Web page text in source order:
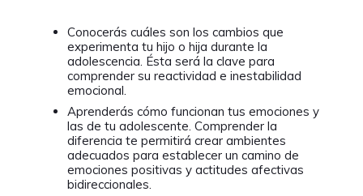
Conocerás cuáles son los cambios que
experimenta tu hijo o hija durante la
adolescencia. Ésta será la clave para
comprender su reactividad e inestabilidad
emocional.
Aprenderás cómo funcionan tus emociones y
las de tu adolescente. Comprender la
diferencia te permitirá crear ambientes
adecuados para establecer un camino de
emociones positivas y actitudes afectivas
bidireccionales.